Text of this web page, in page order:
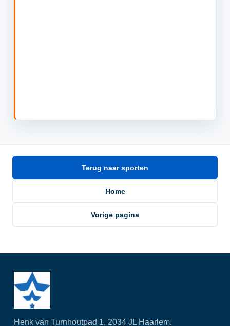
Terug naar sporten
Home
Vorige pagina
Henk van Turnhoutpad 1, 2034 JL Haarlem.